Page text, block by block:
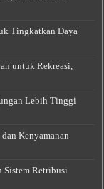
Tingkatkan Daya
untuk Rekreasi,
Lebih Tinggi
Kenyamanan
Sistem Retribusi